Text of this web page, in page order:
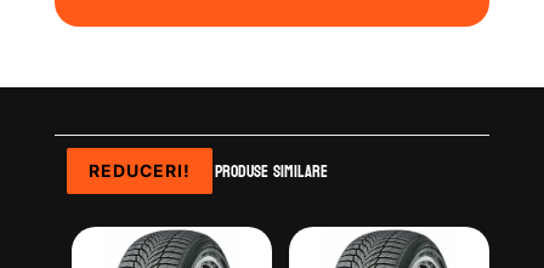
Produse similare
REDUCERI!
REDUCERI!
REDUCERI!